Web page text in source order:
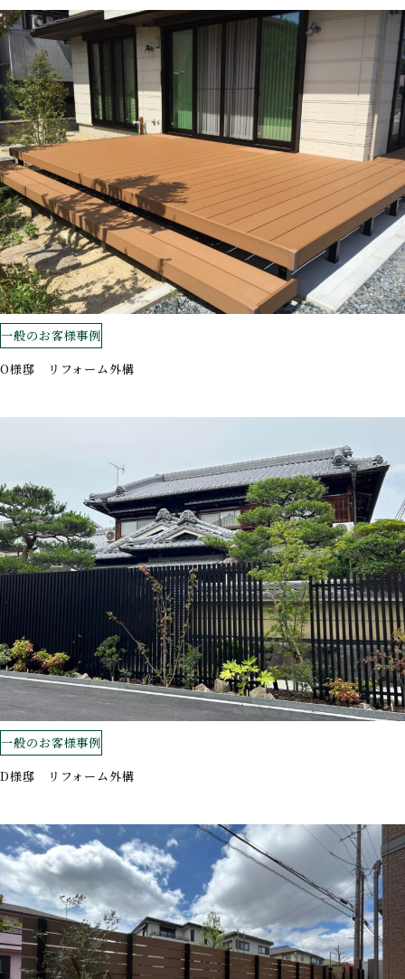
一般のお客様事例
O様邸 リフォーム外構
一般のお客様事例
D様邸 リフォーム外構